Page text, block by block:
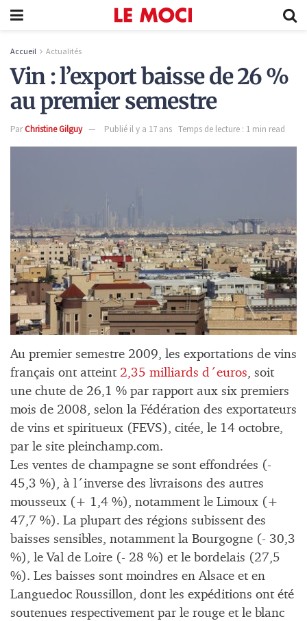
Accueil Actualités
Vin : l’export baisse de 26 %
au premier semestre
ParChristine Gilguy Publié il y a 17 ans Temps de lecture : 1 min read
Au premier semestre 2009, les exportations de vins
français ont atteint 2,35 milliards d´euros, soit
une chute de 26,1 % par rapport aux six premiers
mois de 2008, selon la Fédération des exportateurs
de vins et spiritueux (FEVS), citée, le 14 octobre,
par le site pleinchamp.com.
Les ventes de champagne se sont effondrées (-
45,3 %), à l´inverse des livraisons des autres
mousseux (+ 1,4 %), notamment le Limoux (+
47,7 %). La plupart des régions subissent des
baisses sensibles, notamment la Bourgogne (- 30,3
%), le Val de Loire (- 28 %) et le bordelais (27,5
%). Les baisses sont moindres en Alsace et en
Languedoc Roussillon, dont les expéditions ont été
soutenues respectivement par le rouge et le blanc